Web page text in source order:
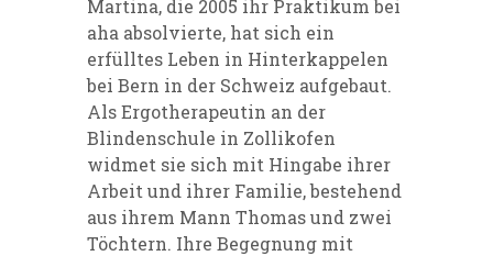
Martina, die 2005 ihr Praktikum bei
aha absolvierte, hat sich ein
erfülltes Leben in Hinterkappelen
bei Bern in der Schweiz aufgebaut.
Als Ergotherapeutin an der
Blindenschule in Zollikofen
widmet sie sich mit Hingabe ihrer
Arbeit und ihrer Familie, bestehend
aus ihrem Mann Thomas und zwei
Töchtern. Ihre Begegnung mit